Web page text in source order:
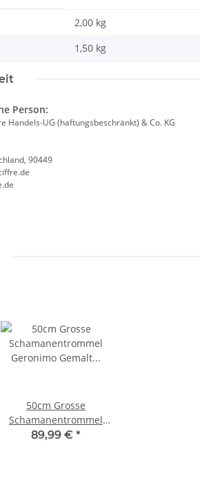
2,00 kg
1,50 kg
Person:
Handels-UG (haftungsbeschränkt) & Co. KG
90449
50cm Grosse
Schamanentrommel
Geronimo Gemalt
89,99 € *